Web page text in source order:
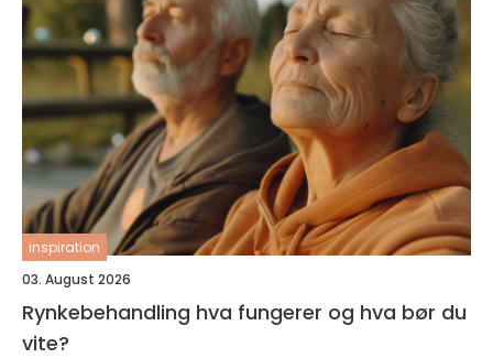
inspiration
03. August 2026
Rynkebehandling hva fungerer og hva bør du
vite?